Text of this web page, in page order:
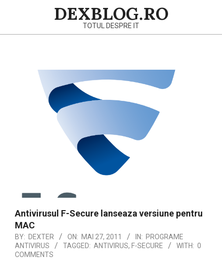
DEXBLOG.RO
TOTUL DESPRE IT
Antivirusul F-Secure lanseaza versiune pentru
MAC
BY: DEXTER ON: MAI 27, 2011 IN: PROGRAME
ANTIVIRUS
TAGGED: ANTIVIRUS, F-SECURE WITH: 0
COMMENTS